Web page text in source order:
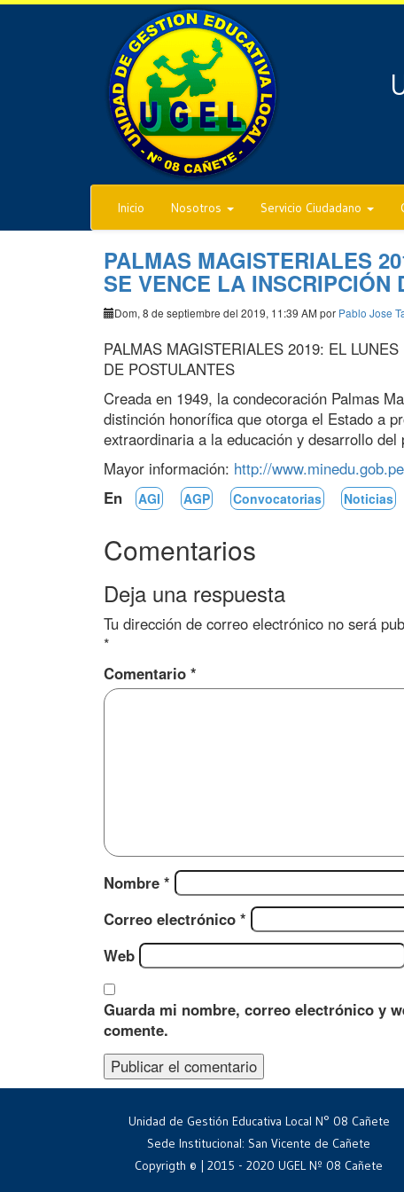
Inicio Nosotros Servicio Ciudadano
PALMAS MAGISTERIALES
SE VENCE LA INSCRIPCIÓN
Dom, 8 de septiembre del 2019, 11:39 AM por Pablo Jose
PALMAS MAGISTERIALES 2019: EL
DE POSTULANTES
Creada en 1949, la condecoración Palmas
distinción honorífica que otorga el Estado a
extraordinaria a la educación y desarrollo del
Mayor información: http://
En
AGI AGP Convocatorias Noticias
Comentarios
Deja una respuesta
Tu dirección de correo electrónico no será
*
Comentario *
Nombre *
Correo electrónico *
Web
Guarda mi nombre, correo electrónico y
comente.
Unidad de Gestión Educativa Local N° 08 Cañete
Sede Institucional: San Vicente de Cañete
Copyrigth © | 2015 - 2020 UGEL Nº 08 Cañete